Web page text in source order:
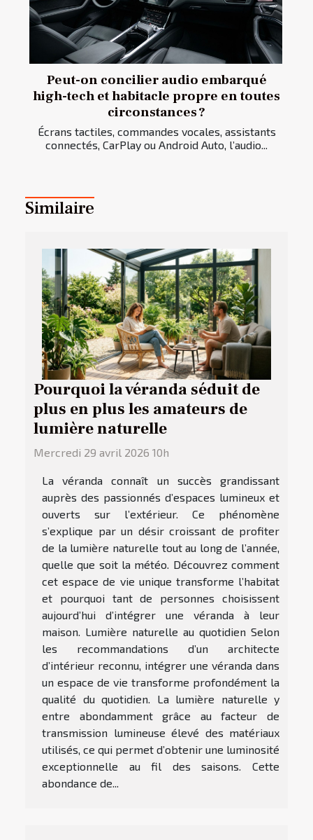
Peut-on concilier audio embarqué
high-tech et habitacle propre en toutes
circonstances ?
Écrans tactiles, commandes vocales, assistants
connectés, CarPlay ou Android Auto, l’audio...
Similaire
Pourquoi la véranda séduit de
plus en plus les amateurs de
lumière naturelle
Mercredi 29 avril 2026 10h
La véranda connaît un succès grandissant
auprès des passionnés d’espaces lumineux et
ouverts sur l’extérieur. Ce phénomène
s’explique par un désir croissant de profiter
de la lumière naturelle tout au long de l’année,
quelle que soit la météo. Découvrez comment
cet espace de vie unique transforme l’habitat
et pourquoi tant de personnes choisissent
aujourd’hui d’intégrer une véranda à leur
maison. Lumière naturelle au quotidien Selon
les recommandations d’un architecte
d’intérieur reconnu, intégrer une véranda dans
un espace de vie transforme profondément la
qualité du quotidien. La lumière naturelle y
entre abondamment grâce au facteur de
transmission lumineuse élevé des matériaux
utilisés, ce qui permet d’obtenir une luminosité
exceptionnelle au fil des saisons. Cette
abondance de...